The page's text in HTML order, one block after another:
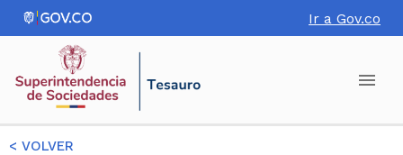
Ir a Gov.co
< VOLVER